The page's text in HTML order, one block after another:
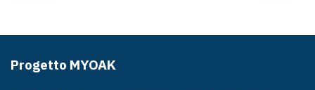
Progetto MYOAK